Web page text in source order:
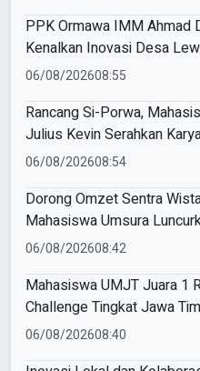
PPK Ormawa IMM Ahmad
Kenalkan Inovasi Desa
06/08/202608:55
Rancang Si-Porwa,
Julius Kevin Serahkan
Surabaya
06/08/202608:54
Dorong Omzet Sentra
Mahasiswa Umsura
06/08/202608:42
Mahasiswa UMJT Juara 1
Challenge Tingkat Jawa
06/08/202608:40